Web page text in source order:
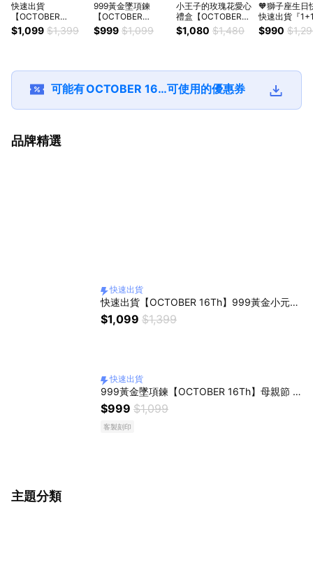
快速出貨
【OCTOBER
16Th】999黃金小元
寶小金豆小愛心+許
製化禮物
$1,099 $1,399
999黃金墜項鍊
【OCTOBER
16Th】母親節 生日
禮物 閨蜜禮物 情人
NOV14
$999 $1,099
小王子的玫瑰花愛心
禮盒【OCTOBER
16Th】開運 生日禮
物 閨蜜禮物 情人節
$1,080 $1,480
🧡獅子座生日
快速出貨『
組合』【
16Th】鑽石
物 情人節禮物
換禮物 客製
$990
可能有 OCTOBER 16Th可使用的優惠券
品牌精選
快速出貨
快速出貨【OCTOBER 16Th】999黃金小元寶小金豆小愛心+許願瓶 生日禮物 情人節禮物 女友禮物 客製化禮物
$1,099 $1,399
快速出貨
999黃金墜項鍊【OCTOBER 16Th】母親節 生日禮物 閨蜜禮物 情人節禮物 女友禮物 交換禮物 客製化禮物NOV14
$999 $1,099
客製刻印
主題分類